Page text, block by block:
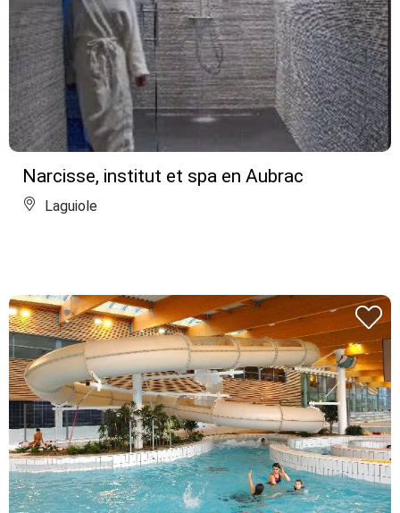
Narcisse, institut et spa en Aubrac
Laguiole